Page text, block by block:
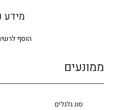
מידע
הוסף
ממונעים
סוג גלגלים